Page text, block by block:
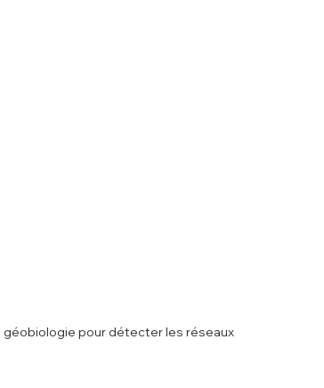
pour détecter les réseaux